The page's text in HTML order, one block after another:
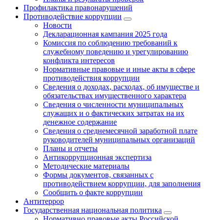
Профилактика правонарушений
Противодействие коррупции
Новости
Декларационная кампания 2025 года
Комиссия по соблюдению требований к
служебному поведению и урегулированию
конфликта интересов
Нормативные правовые и иные акты в сфере
противодействия коррупции
Сведения о доходах, расходах, об имуществе и
обязательствах имущественного характера
Сведения о численности муниципальных
служащих и о фактических затратах на их
денежное содержание
Сведения о среднемесячной заработной плате
руководителей муниципальных организаций
Планы и отчеты
Антикоррупционная экспертиза
Методические материалы
Формы документов, связанных с
противодействием коррупции, для заполнения
Сообщить о факте коррупции
Антитеррор
Государственная национальная политика